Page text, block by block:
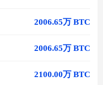
2006.65万 BTC
2006.65万 BTC
2100.00万 BTC